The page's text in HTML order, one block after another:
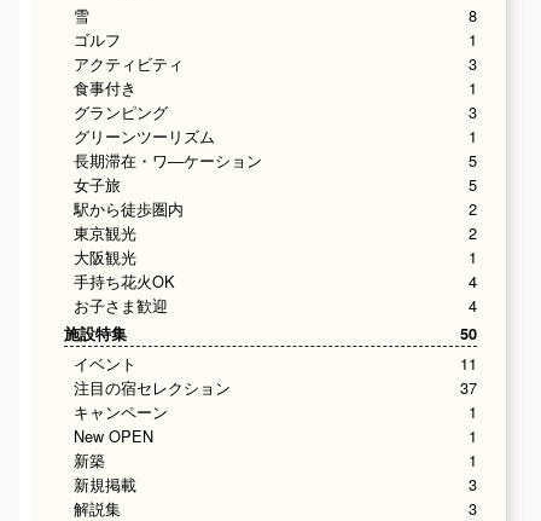
雪
8
ゴルフ
1
アクティビティ
3
食事付き
1
グランピング
3
グリーンツーリズム
1
長期滞在・ワ―ケーション
5
女子旅
5
駅から徒歩圏内
2
東京観光
2
大阪観光
1
手持ち花火OK
4
お子さま歓迎
4
施設特集 50
イベント
11
注目の宿セレクション
37
キャンペーン
1
New OPEN
1
新築
1
新規掲載
3
解説集
3